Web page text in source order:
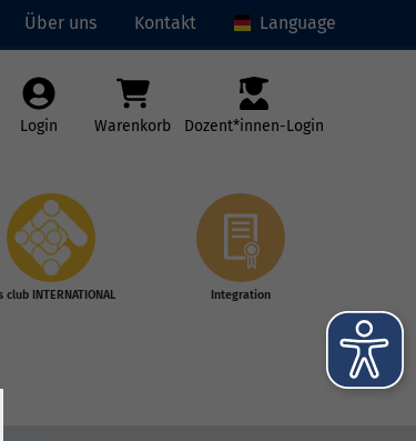
Über uns Kontakt Language
Login Warenkorb Dozent*innen-Login
club INTERNATIONAL Integration